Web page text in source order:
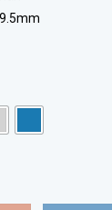
GOOJODOQ